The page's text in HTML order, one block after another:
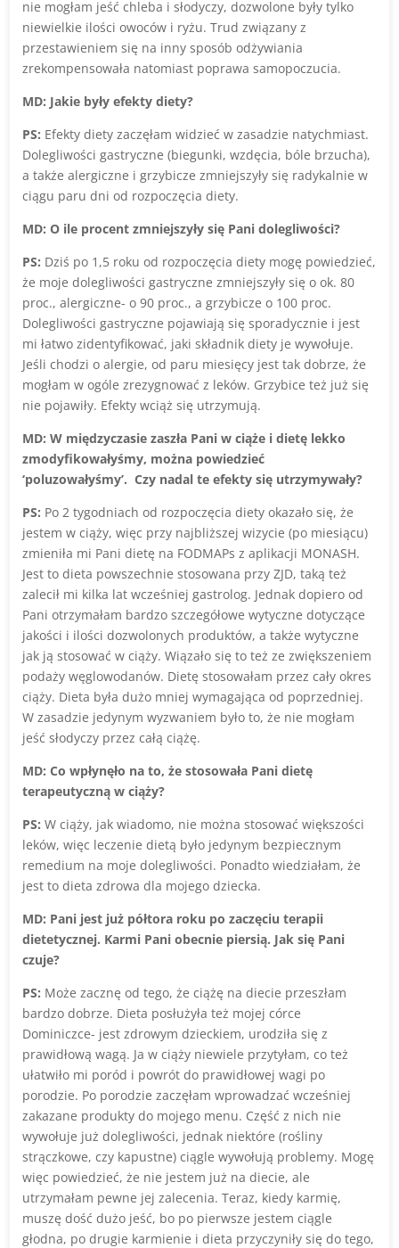
nie mogłam jeść chleba i słodyczy, dozwolone były tylko
niewielkie ilości owoców i ryżu. Trud związany z
przestawieniem się na inny sposób odżywiania
zrekompensowała natomiast poprawa samopoczucia.
MD: Jakie były efekty diety?
PS: Efekty diety zaczęłam widzieć w zasadzie natychmiast.
Dolegliwości gastryczne (biegunki, wzdęcia, bóle brzucha),
a także alergiczne i grzybicze zmniejszyły się radykalnie w
ciągu paru dni od rozpoczęcia diety.
MD: O ile procent zmniejszyły się Pani dolegliwości?
PS: Dziś po 1,5 roku od rozpoczęcia diety mogę powiedzieć,
że moje dolegliwości gastryczne zmniejszyły się o ok. 80
proc., alergiczne- o 90 proc., a grzybicze o 100 proc.
Dolegliwości gastryczne pojawiają się sporadycznie i jest
mi łatwo zidentyfikować, jaki składnik diety je wywołuje.
Jeśli chodzi o alergie, od paru miesięcy jest tak dobrze, że
mogłam w ogóle zrezygnować z leków. Grzybice też już się
nie pojawiły. Efekty wciąż się utrzymują.
MD: W międzyczasie zaszła Pani w ciąże i dietę lekko
zmodyfikowałyśmy, można powiedzieć
‘poluzowałyśmy’. Czy nadal te efekty się utrzymywały?
PS: Po 2 tygodniach od rozpoczęcia diety okazało się, że
jestem w ciąży, więc przy najbliższej wizycie (po miesiącu)
zmieniła mi Pani dietę na FODMAPs z aplikacji MONASH.
Jest to dieta powszechnie stosowana przy ZJD, taką też
zalecił mi kilka lat wcześniej gastrolog. Jednak dopiero od
Pani otrzymałam bardzo szczegółowe wytyczne dotyczące
jakości i ilości dozwolonych produktów, a także wytyczne
jak ją stosować w ciąży. Wiązało się to też ze zwiększeniem
podaży węglowodanów. Dietę stosowałam przez cały okres
ciąży. Dieta była dużo mniej wymagająca od poprzedniej.
W zasadzie jedynym wyzwaniem było to, że nie mogłam
jeść słodyczy przez całą ciążę.
MD: Co wpłynęło na to, że stosowała Pani dietę
terapeutyczną w ciąży?
PS:W ciąży, jak wiadomo, nie można stosować większości
leków, więc leczenie dietą było jedynym bezpiecznym
remedium na moje dolegliwości. Ponadto wiedziałam, że
jest to dieta zdrowa dla mojego dziecka.
MD: Pani jest już półtora roku po zaczęciu terapii
dietetycznej. Karmi Pani obecnie piersią. Jak się Pani
czuje?
PS: Może zacznę od tego, że ciążę na diecie przeszłam
bardzo dobrze. Dieta posłużyła też mojej córce
Dominiczce- jest zdrowym dzieckiem, urodziła się z
prawidłową wagą. Ja w ciąży niewiele przytyłam, co też
ułatwiło mi poród i powrót do prawidłowej wagi po
porodzie. Po porodzie zaczęłam wprowadzać wcześniej
zakazane produkty do mojego menu. Część z nich nie
wywołuje już dolegliwości, jednak niektóre (rośliny
strączkowe, czy kapustne) ciągle wywołują problemy. Mogę
więc powiedzieć, że nie jestem już na diecie, ale
utrzymałam pewne jej zalecenia. Teraz, kiedy karmię,
muszę dość dużo jeść, bo po pierwsze jestem ciągle
głodna, po drugie karmienie i dieta przyczyniły się do tego,